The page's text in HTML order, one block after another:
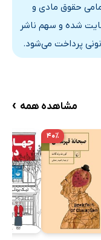
حقوق مادی و
شده و سهم ناشر
پرداخت می‌شود.
مشاهده همه ›
۴۰٪